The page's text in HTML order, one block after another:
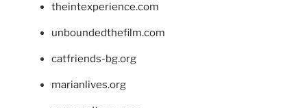
theintexperience.com
unboundedthefilm.com
catfriends-bg.org
marianlives.org